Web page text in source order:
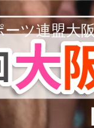
ーツ連盟大